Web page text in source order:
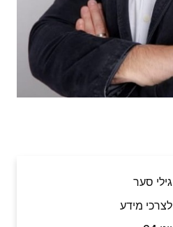
גילי סער
לצרכי מידע